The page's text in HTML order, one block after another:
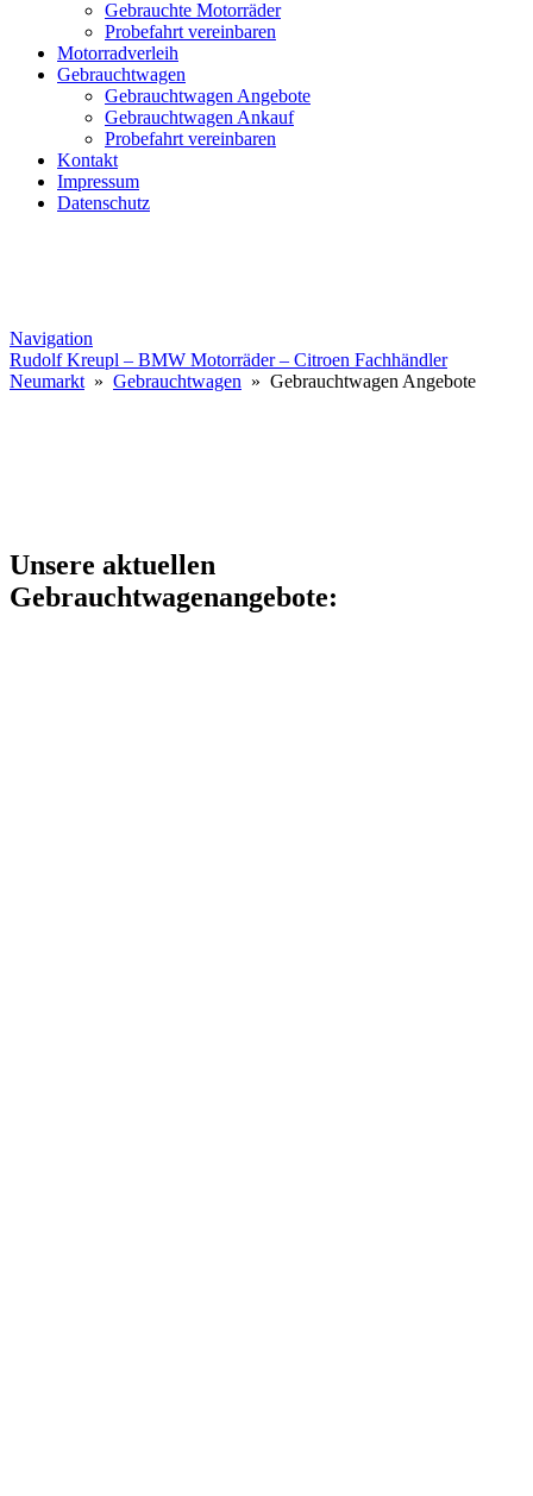
Gebrauchte Motorräder
Probefahrt vereinbaren
Motorradverleih
Gebrauchtwagen
Gebrauchtwagen Angebote
Gebrauchtwagen Ankauf
Probefahrt vereinbaren
Kontakt
Impressum
Datenschutz
Navigation
Rudolf Kreupl – BMW Motorräder – Citroen Fachhändler
Neumarkt » Gebrauchtwagen » Gebrauchtwagen Angebote
Unsere aktuellen
Gebrauchtwagenangebote: